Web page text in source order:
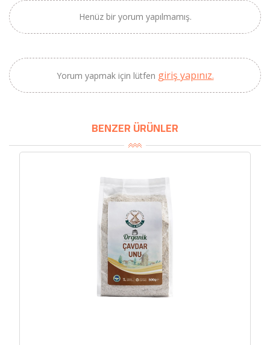
Henüz bir yorum yapılmamış.
Yorum yapmak için lütfen giriş yapınız.
BENZER ÜRÜNLER